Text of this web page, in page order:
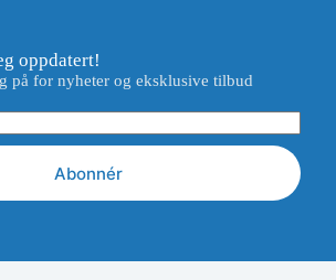
oppdatert!
på for nyheter og eksklusive tilbud
Abonnér